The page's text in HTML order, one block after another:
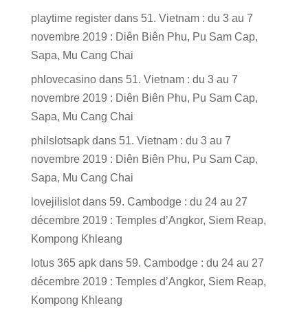
playtime registerdans 51. Vietnam : du 3 au 7
novembre 2019 : Diên Biên Phu, Pu Sam Cap,
Sapa, Mu Cang Chai
phlovecasinodans 51. Vietnam : du 3 au 7
novembre 2019 : Diên Biên Phu, Pu Sam Cap,
Sapa, Mu Cang Chai
philslotsapkdans 51. Vietnam : du 3 au 7
novembre 2019 : Diên Biên Phu, Pu Sam Cap,
Sapa, Mu Cang Chai
lovejilislotdans 59. Cambodge : du 24 au 27
décembre 2019 : Temples d’Angkor, Siem Reap,
Kompong Khleang
lotus 365 apkdans 59. Cambodge : du 24 au 27
décembre 2019 : Temples d’Angkor, Siem Reap,
Kompong Khleang